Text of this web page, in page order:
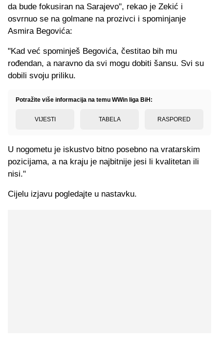
da bude fokusiran na Sarajevo", rekao je Zekić i
osvrnuo se na golmane na prozivci i spominjanje
Asmira Begovića:
"Kad već spominješ Begovića, čestitao bih mu
rođendan, a naravno da svi mogu dobiti šansu. Svi su
dobili svoju priliku.
Potražite više informacija na temu WWin liga BiH:
VIJESTI TABELA RASPORED
U nogometu je iskustvo bitno posebno na vratarskim
pozicijama, a na kraju je najbitnije jesi li kvalitetan ili
nisi."
Cijelu izjavu pogledajte u nastavku.